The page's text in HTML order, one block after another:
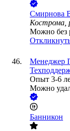
Смирнова
Кострома,
Можно без
Менеджер
Опыт 3-6
Можно
Банникон